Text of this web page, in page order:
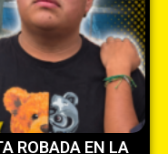
ROBADA EN LA